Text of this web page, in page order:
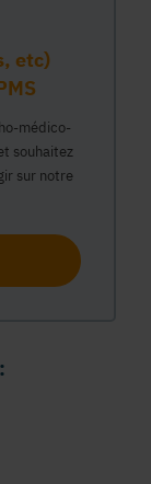
etc)
médico-
souhaitez
sur notre